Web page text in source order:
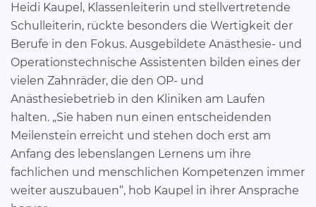
Heidi Kaupel, Klassenleiterin und stellvertretende
Schulleiterin, rückte besonders die Wertigkeit der
Berufe in den Fokus. Ausgebildete Anästhesie- und
Operationstechnische Assistenten bilden eines der
vielen Zahnräder, die den OP- und
Anästhesiebetrieb in den Kliniken am Laufen
halten. „Sie haben nun einen entscheidenden
Meilenstein erreicht und stehen doch erst am
Anfang des lebenslangen Lernens um ihre
fachlichen und menschlichen Kompetenzen immer
weiter auszubauen“, hob Kaupel in ihrer Ansprache